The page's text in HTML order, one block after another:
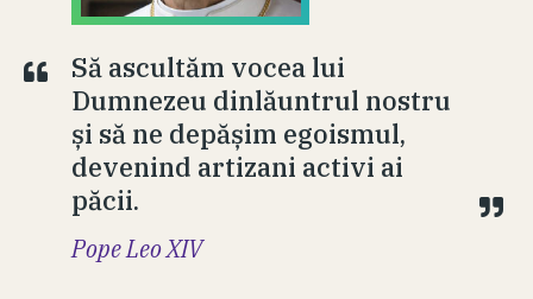
Să ascultăm vocea lui
Dumnezeu dinlăuntrul nostru
și să ne depășim egoismul,
devenind artizani activi ai
păcii.
Pope Leo XIV